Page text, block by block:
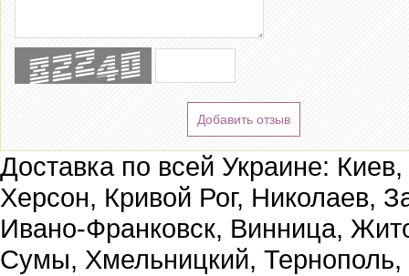
Добавить отзыв
Доставка по всей Украине:
Херсон, Кривой Рог, Николаев,
Ивано-Франковск, Винница,
Сумы, Хмельницкий, Тернополь,